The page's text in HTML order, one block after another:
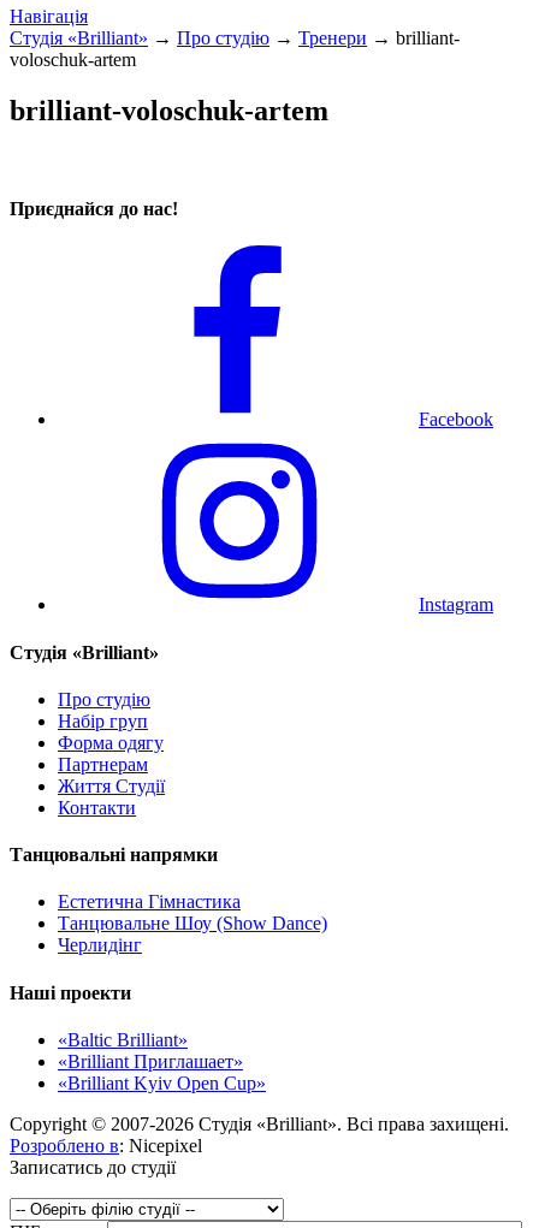
Навігація
Студія «Brilliant» → Про студію → Тренери → brilliant-
voloschuk-artem
brilliant-voloschuk-artem
Приєднайся до нас!
Facebook
Instagram
Cтудія «Brilliant»
Про студію
Набір груп
Форма одягу
Партнерам
Життя Студії
Контакти
Танцювальні напрямки
Естетична Гімнастика
Танцювальне Шоу (Show Dance)
Черлидінг
Наші проекти
«Baltic Brilliant»
«Brilliant Приглашает»
«Brilliant Kyiv Open Cup»
Copyright © 2007-2026 Студія «Brilliant». Всі права захищені.
Розроблено в: Nicepixel
Записатись до студії